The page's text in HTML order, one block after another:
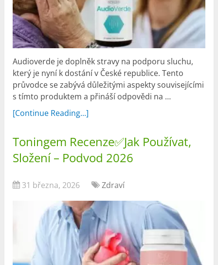
Audioverde je doplněk stravy na podporu sluchu,
který je nyní k dostání v České republice. Tento
průvodce se zabývá důležitými aspekty souvisejícími
s tímto produktem a přináší odpovědi na …
[Continue Reading...]
Toningem Recenze✅Jak Používat,
Složení – Podvod 2026
31 března, 2026 Zdraví